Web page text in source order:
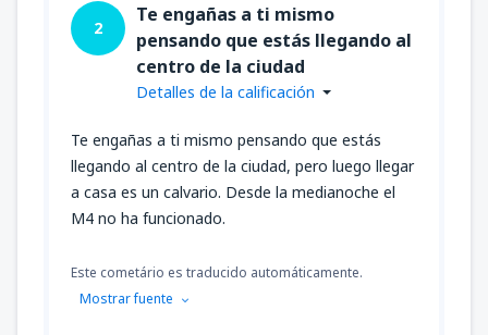
2
Te engañas a ti mismo
pensando que estás llegando al
centro de la ciudad
Detalles de la calificación
Te engañas a ti mismo pensando que estás
llegando al centro de la ciudad, pero luego llegar
a casa es un calvario. Desde la medianoche el
M4 no ha funcionado.
Este cometário es traducido automáticamente.
Mostrar fuente